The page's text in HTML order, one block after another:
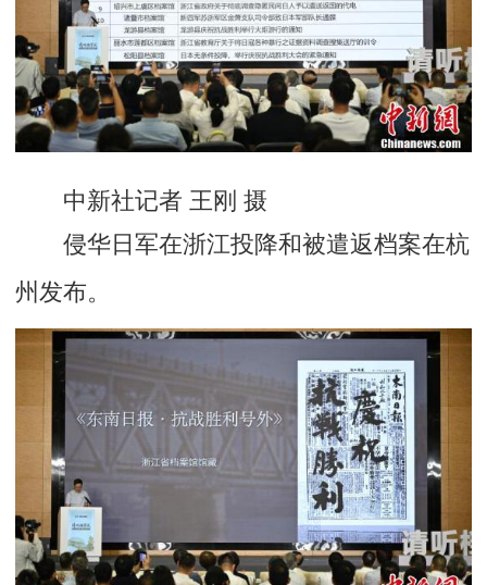
中新社记者 王刚 摄
侵华日军在浙江投降和被遣返档案在杭
州发布。